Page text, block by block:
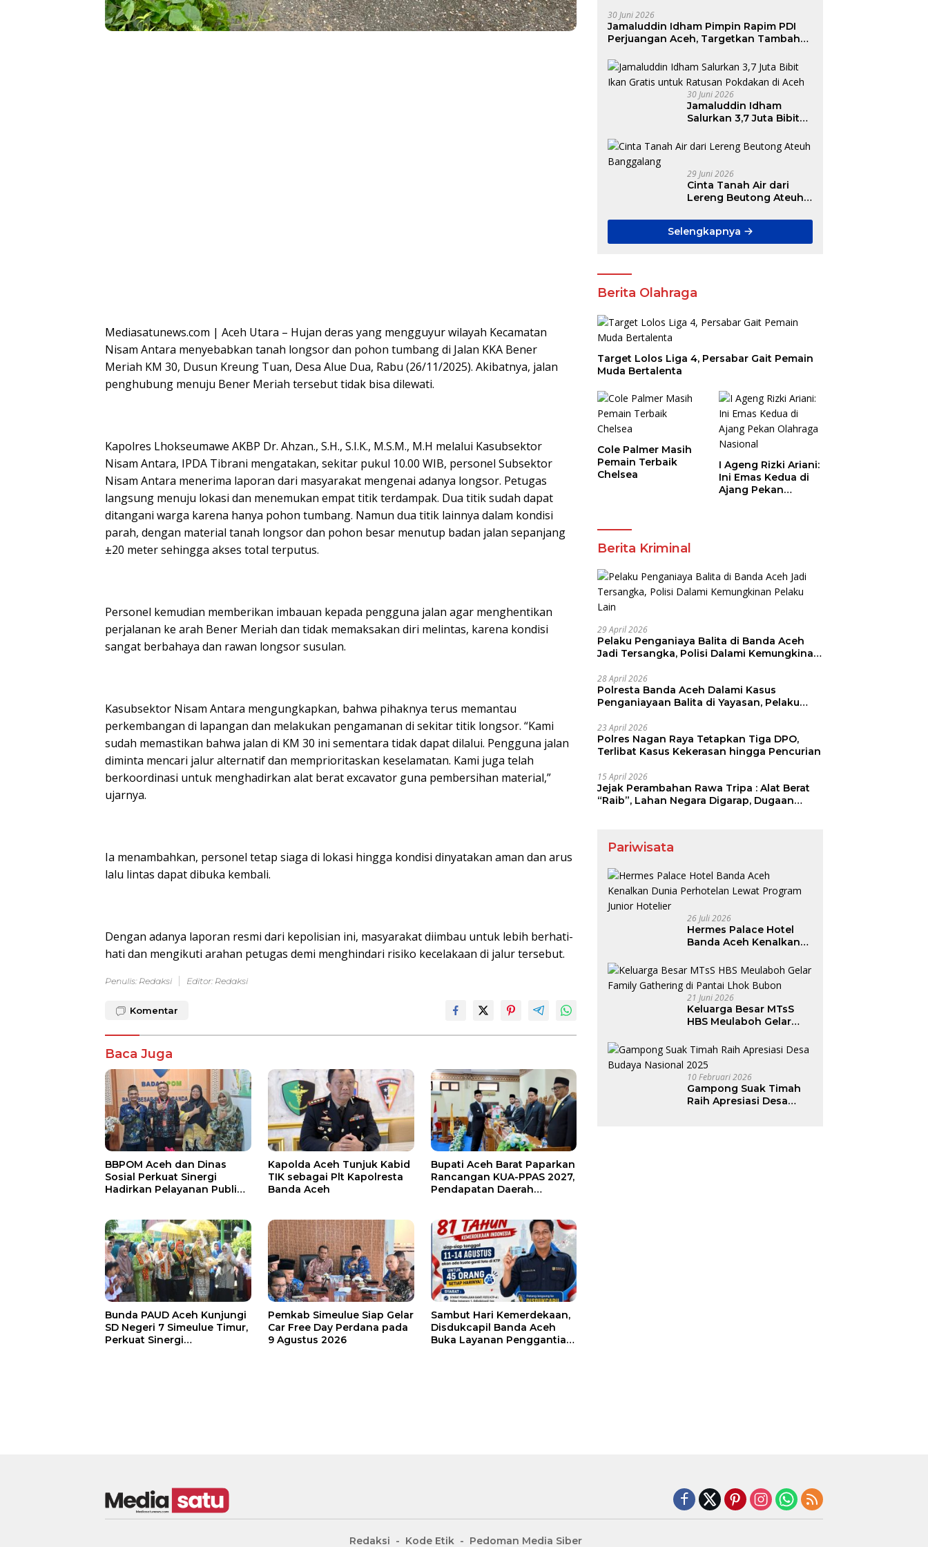
Mediasatunews.com | Aceh Utara – Hujan deras yang mengguyur wilayah Kecamatan
Nisam Antara menyebabkan tanah longsor dan pohon tumbang di Jalan KKA Bener
Meriah KM 30, Dusun Kreung Tuan, Desa Alue Dua, Rabu (26/11/2025). Akibatnya, jalan
penghubung menuju Bener Meriah tersebut tidak bisa dilewati.
Kapolres Lhokseumawe AKBP Dr. Ahzan., S.H., S.I.K., M.S.M., M.H melalui Kasubsektor
Nisam Antara, IPDA Tibrani mengatakan, sekitar pukul 10.00 WIB, personel Subsektor
Nisam Antara menerima laporan dari masyarakat mengenai adanya longsor. Petugas
langsung menuju lokasi dan menemukan empat titik terdampak. Dua titik sudah dapat
ditangani warga karena hanya pohon tumbang. Namun dua titik lainnya dalam kondisi
parah, dengan material tanah longsor dan pohon besar menutup badan jalan sepanjang
±20 meter sehingga akses total terputus.
Personel kemudian memberikan imbauan kepada pengguna jalan agar menghentikan
perjalanan ke arah Bener Meriah dan tidak memaksakan diri melintas, karena kondisi
sangat berbahaya dan rawan longsor susulan.
Kasubsektor Nisam Antara mengungkapkan, bahwa pihaknya terus memantau
perkembangan di lapangan dan melakukan pengamanan di sekitar titik longsor. “Kami
sudah memastikan bahwa jalan di KM 30 ini sementara tidak dapat dilalui. Pengguna jalan
diminta mencari jalur alternatif dan memprioritaskan keselamatan. Kami juga telah
berkoordinasi untuk menghadirkan alat berat excavator guna pembersihan material,”
ujarnya.
Ia menambahkan, personel tetap siaga di lokasi hingga kondisi dinyatakan aman dan arus
lalu lintas dapat dibuka kembali.
Dengan adanya laporan resmi dari kepolisian ini, masyarakat diimbau untuk lebih berhati-
hati dan mengikuti arahan petugas demi menghindari risiko kecelakaan di jalur tersebut.
Penulis: Redaksi Editor: Redaksi
Komentar
Baca Juga
BBPOM Aceh dan Dinas
Sosial Perkuat Sinergi
Hadirkan Pelayanan Publik
Kapolda Aceh Tunjuk Kabid
TIK sebagai Plt Kapolresta
Banda Aceh
Bupati Aceh Barat Paparkan
Rancangan KUA-PPAS 2027,
Pendapatan Daerah
Bunda PAUD Aceh Kunjungi
SD Negeri 7 Simeulue Timur,
Perkuat Sinergi
Pemkab Simeulue Siap Gelar
Car Free Day Perdana pada
9 Agustus 2026
Sambut Hari Kemerdekaan,
Disdukcapil Banda Aceh
Buka Layanan Penggantian
30 Juni 2026
Jamaluddin Idham Pimpin Rapim PDI
Perjuangan Aceh, Targetkan Tambah
30 Juni 2026
Jamaluddin Idham
Salurkan 3,7 Juta Bibit
Ratusan Pokdakan di
29 Juni 2026
Cinta Tanah Air dari
Lereng Beutong Ateuh
Selengkapnya
Berita Olahraga
Target Lolos Liga 4, Persabar Gait Pemain
Muda Bertalenta
Cole Palmer Masih
Pemain Terbaik
Chelsea
I Ageng Rizki Ariani:
Ini Emas Kedua di
Ajang Pekan
Berita Kriminal
29 April 2026
Pelaku Penganiaya Balita di Banda Aceh
Jadi Tersangka, Polisi Dalami Kemungkinan
28 April 2026
Polresta Banda Aceh Dalami Kasus
Penganiayaan Balita di Yayasan, Pelaku
23 April 2026
Polres Nagan Raya Tetapkan Tiga DPO,
Terlibat Kasus Kekerasan hingga Pencurian
15 April 2026
Jejak Perambahan Rawa Tripa : Alat Berat
“Raib”, Lahan Negara Digarap, Dugaan
Pariwisata
26 Juli 2026
Hermes Palace Hotel
Banda Aceh Kenalkan
Program Junior Hotelier
21 Juni 2026
Keluarga Besar MTsS
HBS Meulaboh Gelar
Pantai Lhok Bubon
10 Februari 2026
Gampong Suak Timah
Raih Apresiasi Desa
Redaksi Kode Etik Pedoman Media Siber